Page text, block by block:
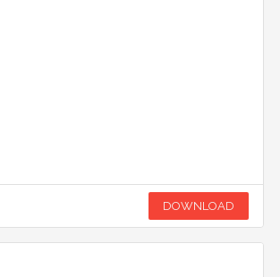
DOWNLOAD